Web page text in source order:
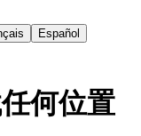
Español
何位置